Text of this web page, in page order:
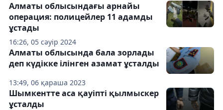
16:26, 05 сәуір 2024
Алматы облысындағы арнайы
операция: полицейлер 11 адамды
ұстады
13:49, 06 қараша 2023
Алматы облысында бала зорлады
деп күдікке ілінген азамат ұсталды
Шымкентте аса қауіпті қылмыскер
ұсталды